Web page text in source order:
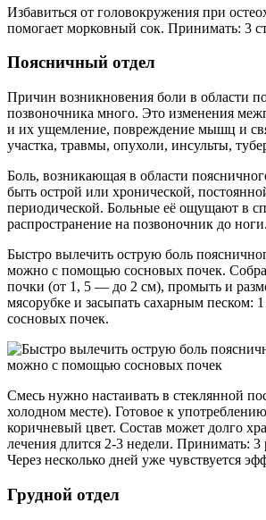
Избавиться от головокружения при
помогает морковный сок. Принимать: 3
Поясничный отдел
Причин возникновения боли в области
позвоночника много. Это изменения
и их ущемление, повреждение мышц и
участка, травмы, опухоли, инсульты,
Боль, возникающая в области
быть острой или хронической,
периодической. Больные её ощущают в
распространение на позвоночник до ноги.
Быстро вылечить острую боль
можно с помощью сосновых почек.
почки (от 1, 5 — до 2 см), промыть и
мясорубке и засыпать сахарным песком: 1
сосновых почек.
Смесь нужно настаивать в стеклянной
холодном месте). Готовое к
коричневый цвет. Состав может долго
лечения длится 2-3 недели. Принимать: 3
Через несколько дней уже чувствуется
Грудной отдел